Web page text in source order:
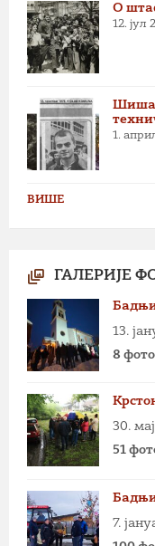
О
12. јул
1.
ВИШЕ
ГАЛЕРИЈЕ
13.
8
30.
51
Бадњи
7.